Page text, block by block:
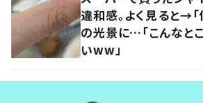
違和感。よく見ると→「
の光景に…「こんなとこ
いww」